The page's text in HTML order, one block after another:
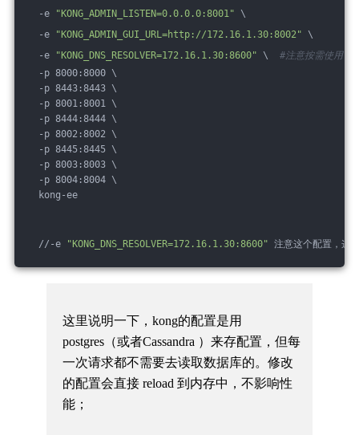
-e
"KONG_ADMIN_LISTEN=0.0.0.0:8001" \
-e
"KONG_ADMIN_GUI_URL=http://172.16.1.30:8002" \
-e
"KONG_DNS_RESOLVER=172.16.1.30:8600" \ #注意按需使用，
-p 8000:8000 \
-p 8443:8443 \
-p 8001:8001 \
-p 8444:8444 \
-p 8002:8002 \
-p 8445:8445 \
-p 8003:8003 \
-p 8004:8004 \
kong-ee
//-e "KONG_DNS_RESOLVER=172.16.1.30:8600" 注意这个配置，这
这里说明一下，kong的配置是用
postgres（或者Cassandra ）来存配置，但每
一次请求都不需要去读取数据库的。修改
的配置会直接 reload 到内存中，不影响性
能；